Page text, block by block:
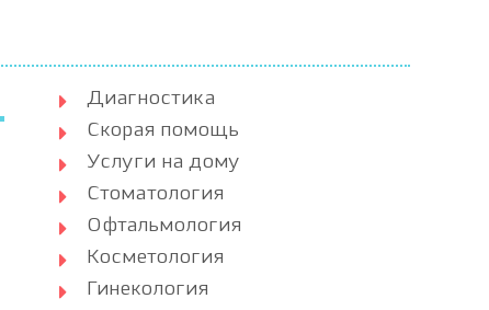
Диагностика
Скорая помощь
Услуги на дому
Стоматология
Офтальмология
Косметология
Гинекология